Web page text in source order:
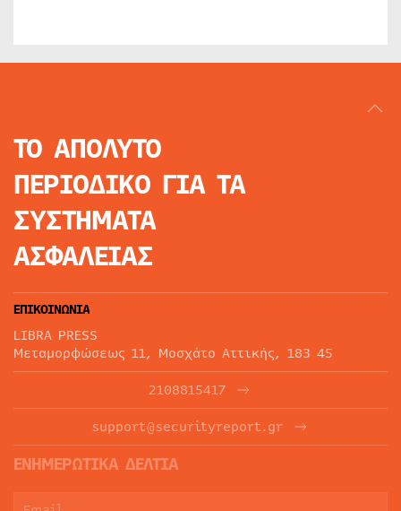
ΤΟ ΑΠΟΛΥΤΟ
ΠΕΡΙΟΔΙΚΟ ΓΙΑ ΤΑ
ΣΥΣΤΗΜΑΤΑ
ΑΣΦΑΛΕΙΑΣ
ΕΠΙΚΟΙΝΩΝΙΑ
LIBRA PRESS
Μεταμορφώσεως 11, Μοσχάτο Αττικής, 183 45
2108815417
support@securityreport.gr
ΕΝΗΜΕΡΩΤΙΚΑ ΔΕΛΤΙΑ